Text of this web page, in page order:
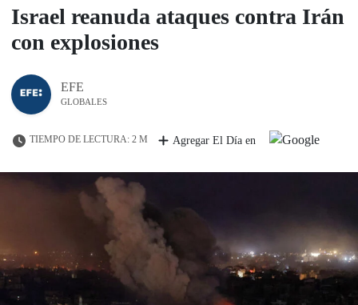
Israel reanuda ataques contra Irán
con explosiones
EFE
GLOBALES
TIEMPO DE LECTURA: 2 M Agregar El Día en